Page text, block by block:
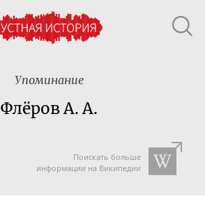
Упоминание
Флёров А. А.
Поискать больше
информации на Википедии